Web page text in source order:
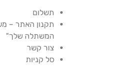
תשלום
תקנון האתר –
המשתלה שלך"
צור קשר
סל קניות